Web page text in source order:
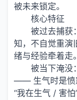
被未来锁定。
核心特征
被过去捕获
知，不自觉重演
绪与经验牵着走。
被当下淹没
—— 生气时是愤
“我在生气 / 害怕”